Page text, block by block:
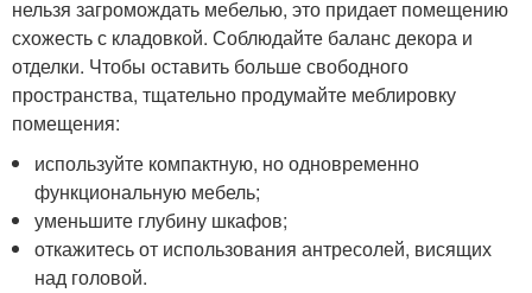
нельзя загромождать мебелью, это придает помещению
схожесть с кладовкой. Соблюдайте баланс декора и
отделки. Чтобы оставить больше свободного
пространства, тщательно продумайте меблировку
помещения:
используйте компактную, но одновременно
функциональную мебель;
уменьшите глубину шкафов;
откажитесь от использования антресолей, висящих
над головой.